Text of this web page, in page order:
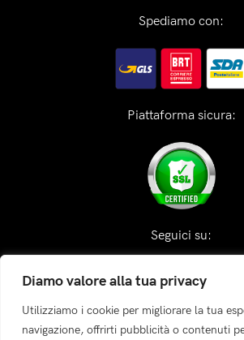
Diamo valore alla tua privacy
Utilizziamo i cookie per migliorare la tua
navigazione, offrirti pubblicità o contenuti
Spediamo con:
Piattaforma sicura:
Seguici su: